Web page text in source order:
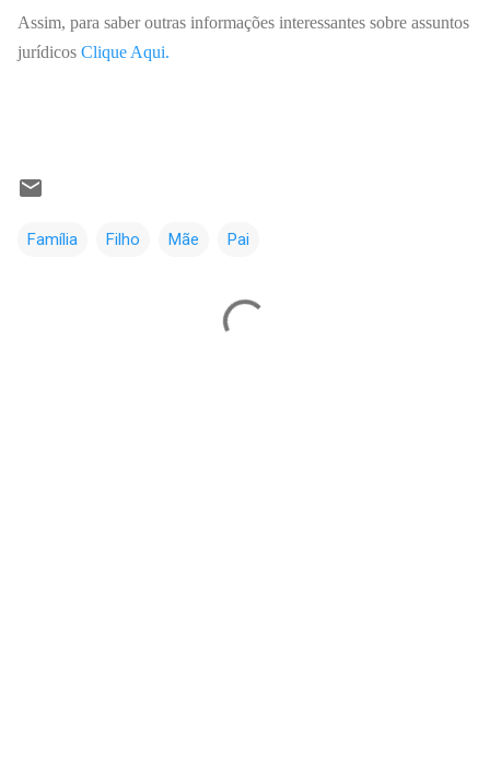
Assim, para saber outras informações interessantes sobre assuntos
jurídicos Clique Aqui.
Família Filho Mãe Pai